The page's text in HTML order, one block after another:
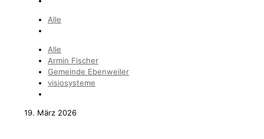
Alle
Alle
Armin Fischer
Gemeinde Ebenweiler
visiosysteme
19. März 2026